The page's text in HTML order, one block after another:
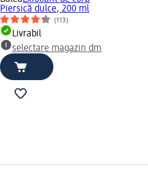
Piersică dulce, 200 ml
(113)
Livrabil
selectare magazin dm